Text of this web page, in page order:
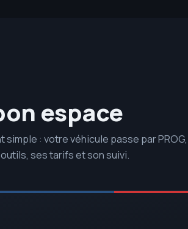
espace
: votre véhicule passe par
ses tarifs et son suivi.